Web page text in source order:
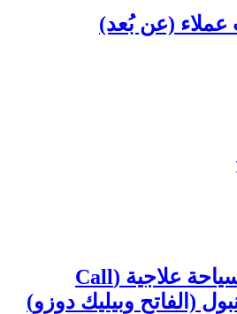
(عن بُعد)
موظفات مبيعات سياحة علاجية (Call